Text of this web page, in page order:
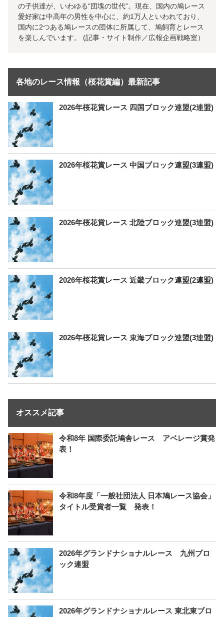
の子供達が、いわゆる“団塊の世代”。現在、国内の鳩レース
愛好家は中高年の男性を中心に、約1万人といわれており、
国内に2つある鳩レースの団体に所属して、鳩飼育とレース
を楽しんでいます。 (記事・サイト制作／広報企画戦略室）
各地のレース情報（桜花賞編）最新記事
2026年桜花賞レース 四国ブロック連盟(2連盟)
2026年桜花賞レース 中国ブロック連盟(3連盟)
2026年桜花賞レース 北陸ブロック連盟(3連盟)
2026年桜花賞レース 近畿ブロック連盟(2連盟)
2026年桜花賞レース 東海ブロック連盟(3連盟)
オススメ記事
令和8年 国際委託鳩舎レース アベレージ賞発
表！
令和8年度「一般社団法人 日本鳩レース協会」
タイトル受賞者一覧 発表！
2026年グランドナショナルレース 九州ブロ
ック連盟
2026年グランドナショナルレース 東北東ブロ